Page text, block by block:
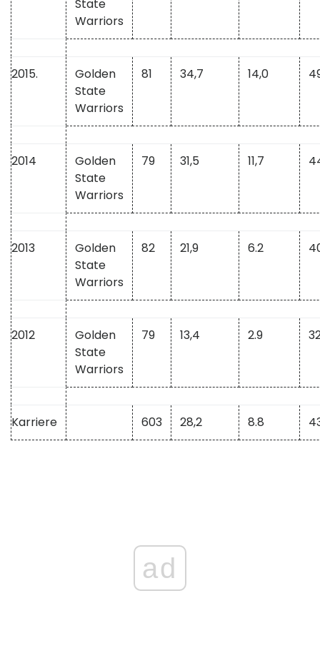
State
Warriors
2015.
Golden
State
Warriors
81 34,7 14,0
2014
Golden
State
Warriors
79 31,5 11,7
2013
Golden
State
Warriors
82 21,9 6.2
2012
Golden
State
Warriors
79 13,4 2.9
Karriere 603 28,2 8.8
ad